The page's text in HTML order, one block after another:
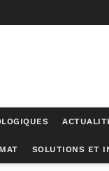
SOLUTIONS ET